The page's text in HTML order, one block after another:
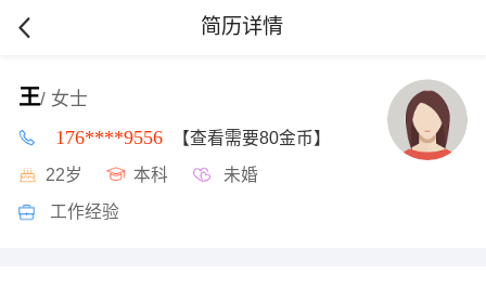
简历详情
王/ 女士
176****9556 【查看需要80金币】
22岁 本科 未婚
工作经验